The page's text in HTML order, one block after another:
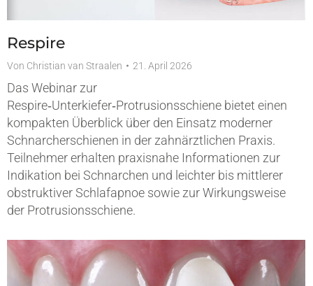
Respire
Von Christian van Straalen 21. April 2026
Das Webinar zur
Respire‑Unterkiefer‑Protrusionsschiene bietet einen
kompakten Überblick über den Einsatz moderner
Schnarcherschienen in der zahnärztlichen Praxis.
Teilnehmer erhalten praxisnahe Informationen zur
Indikation bei Schnarchen und leichter bis mittlerer
obstruktiver Schlafapnoe sowie zur Wirkungsweise
der Protrusionsschiene.